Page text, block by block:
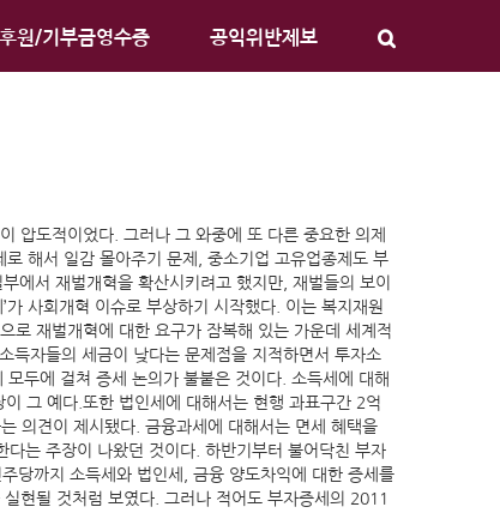
후원/기부금영수증 공익위반제보
압도적이었다. 그러나 그 와중에 또 다른 중요한 의제
해서 일감 몰아주기 문제, 중소기업 고유업종제도 부
에서 재벌개혁을 확산시키려고 했지만, 재벌들의 보이
사회개혁 이슈로 부상하기 시작했다. 이는 복지재원
로 재벌개혁에 대한 요구가 잠복해 있는 가운데 세계적
득자들의 세금이 낮다는 문제점을 지적하면서 투자소
두에 걸쳐 증세 논의가 불붙은 것이다. 소득세에 대해
그 예다.또한 법인세에 대해서는 현행 과표구간 2억
의견이 제시됐다. 금융과세에 대해서는 면세 혜택을
는 주장이 나왔던 것이다. 하반기부터 불어닥친 부자
당까지 소득세와 법인세, 금융 양도차익에 대한 증세를
현될 것처럼 보였다. 그러나 적어도 부자증세의 2011